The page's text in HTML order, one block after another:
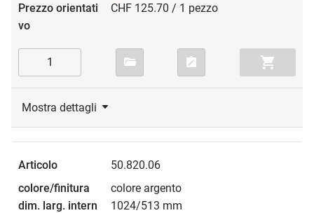
CHF 125.70 / 1 pezzo
Mostra dettagli
50.820.06
colore argento
1024/513 mm